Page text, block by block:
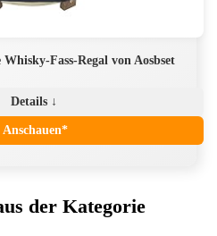
Fass-Regal von Aosbset
Details ↓
Anschauen*
der Kategorie